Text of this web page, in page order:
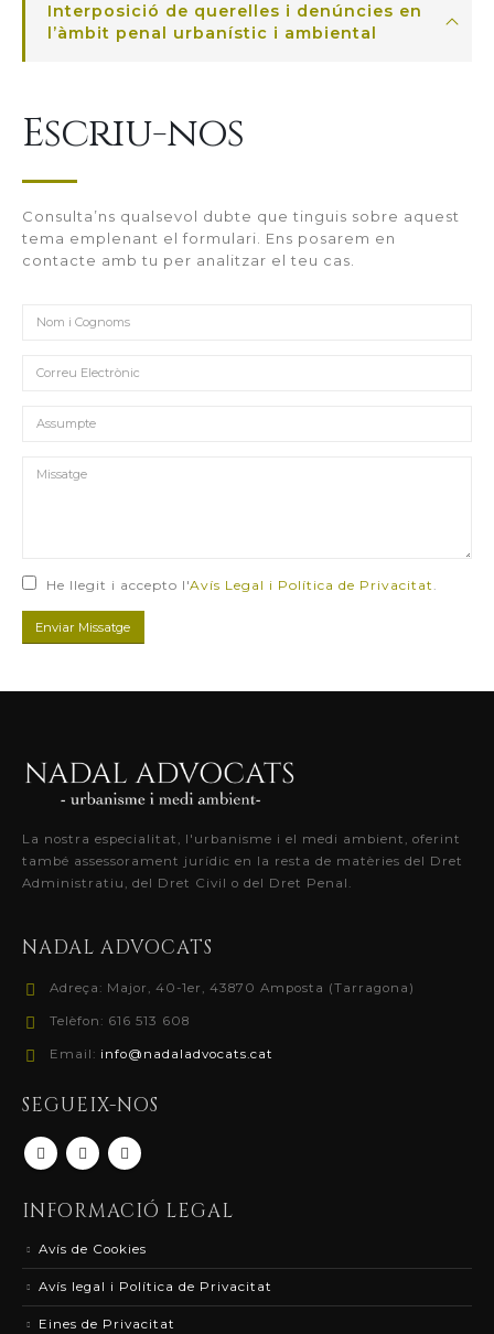
Interposició de querelles i denúncies en
l’àmbit penal urbanístic i ambiental
Escriu-nos
Consulta’ns qualsevol dubte que tinguis sobre aquest
tema emplenant el formulari. Ens posarem en
contacte amb tu per analitzar el teu cas.
He llegit i accepto l'Avís Legal i Política de Privacitat .
La nostra especialitat, l'urbanisme i el medi ambient, oferint
també assessorament jurídic en la resta de matèries del Dret
Administratiu, del Dret Civil o del Dret Penal.
NADAL ADVOCATS
Adreça: Major, 40-1er, 43870 Amposta (Tarragona)
Telèfon: 616 513 608
Email: info@nadaladvocats.cat
SEGUEIX-NOS
INFORMACIÓ LEGAL
Avís de Cookies
Avís legal i Política de Privacitat
Eines de Privacitat